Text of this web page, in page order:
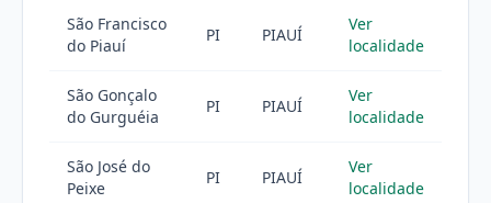
São Francisco
do Piauí
PI PIAUÍ
Ver
localidade
São Gonçalo
do Gurguéia
PI PIAUÍ
Ver
localidade
São José do
Peixe
PI PIAUÍ
Ver
localidade